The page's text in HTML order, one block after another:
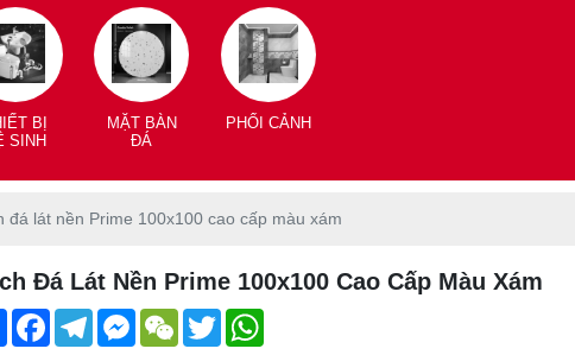
BỊ
SINH
MẶT BÀN
ĐÁ
PHỐI CẢNH
đá lát nền Prime 100x100 cao cấp màu xám
Đá Lát Nền Prime 100x100 Cao Cấp Màu Xám
ShareFacebookTelegramMessenger
WeChatTwitterWhatsApp